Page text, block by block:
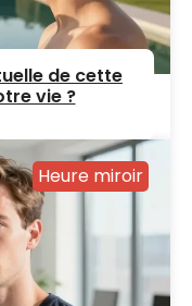
de cette
vie ?
Heure miroir